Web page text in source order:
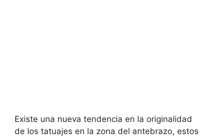
Existe una nueva tendencia en la originalidad
de los tatuajes en la zona del antebrazo, estos